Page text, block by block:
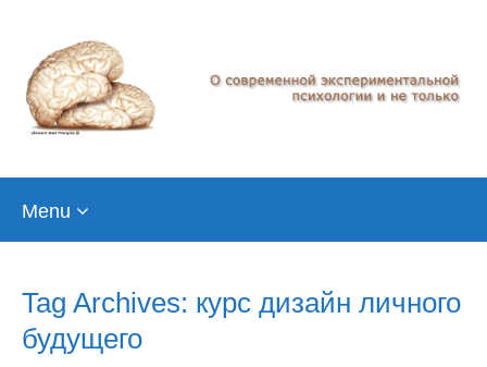
Menu
Tag Archives: курс дизайн личного
будущего